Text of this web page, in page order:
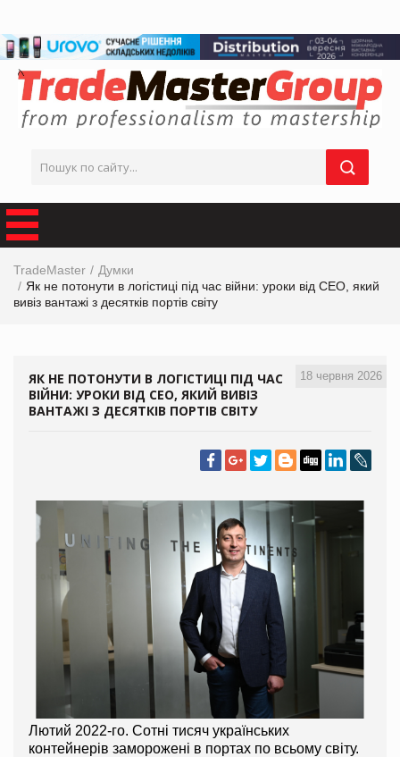
TradeMaster
Думки
Як не потонути в логістиці під час війни: уроки від CEO, який
вивіз вантажі з десятків портів світу
18 червня 2026
ЯК НЕ ПОТОНУТИ В ЛОГІСТИЦІ ПІД ЧАС
ВІЙНИ: УРОКИ ВІД CEO, ЯКИЙ ВИВІЗ
ВАНТАЖІ З ДЕСЯТКІВ ПОРТІВ СВІТУ
Лютий 2022-го. Сотні тисяч українських
контейнерів заморожені в портах по всьому світу.